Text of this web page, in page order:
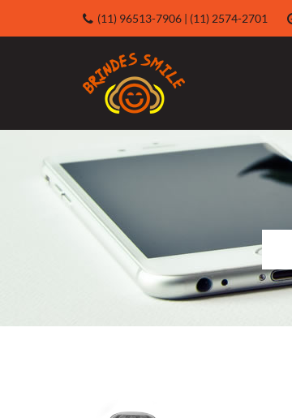
(11) 96513-7906 | (11) 2574-2701